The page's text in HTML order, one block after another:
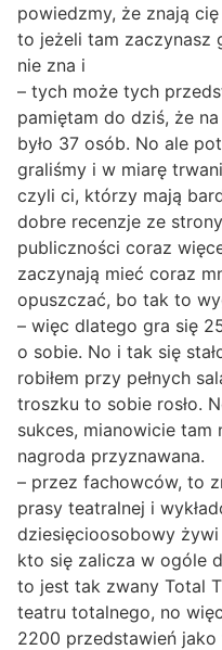
powiedzmy, że znają
to jeżeli tam zaczynasz
nie zna i
– tych może tych
pamiętam do dziś, że
było 37 osób. No ale
graliśmy i w miarę
czyli ci, którzy mają
dobre recenzje ze
publiczności coraz
zaczynają mieć coraz
opuszczać, bo tak to
– więc dlatego gra się
o sobie. No i tak się
robiłem przy pełnych
troszku to sobie rosło.
sukces, mianowicie
nagroda przyznawana.
– przez fachowców, to
prasy teatralnej i
dziesięcioosobowy
kto się zalicza w ogóle
to jest tak zwany Total
teatru totalnego, no
2200 przedstawień